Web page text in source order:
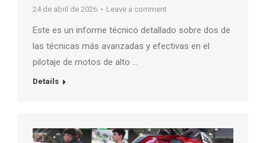
24 de abril de 2026
Leave a comment
Este es un informe técnico detallado sobre dos de
las técnicas más avanzadas y efectivas en el
pilotaje de motos de alto …
Details